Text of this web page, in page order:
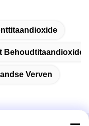
Behoudtitaandioxide
Verven